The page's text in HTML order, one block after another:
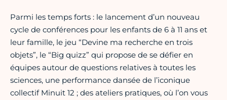
Parmi les temps forts : le lancement d’un nouveau
cycle de conférences pour les enfants de 6 à 11 ans et
leur famille, le jeu “Devine ma recherche en trois
objets”, le “Big quizz” qui propose de se défier en
équipes autour de questions relatives à toutes les
sciences, une performance dansée de l’iconique
collectif Minuit 12 ; des ateliers pratiques, où l’on vous